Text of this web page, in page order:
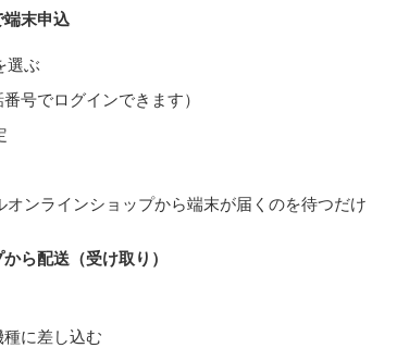
端末申込
選ぶ
号でログインできます）
ンラインショップから端末が届くのを待つだけ
ら配送（受け取り）
に差し込む